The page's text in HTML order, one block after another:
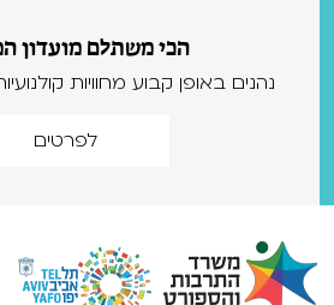
הכי משתלם מועדון
נהנים באופן קבוע מחוויות
לפרטים